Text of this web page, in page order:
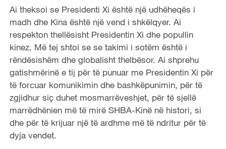
Ai theksoi se Presidenti Xi është një udhëheqës i
madh dhe Kina është një vend i shkëlqyer. Ai
respekton thellësisht Presidentin Xi dhe popullin
kinez. Më tej shtoi se se takimi i sotëm është i
rëndësishëm dhe globalisht thelbësor. Ai shprehu
gatishmërinë e tij për të punuar me Presidentin Xi për
të forcuar komunikimin dhe bashkëpunimin, për të
zgjidhur siç duhet mosmarrëveshjet, për të sjellë
marrëdhënien më të mirë SHBA-Kinë në histori, si
dhe për të krijuar një të ardhme më të ndritur për të
dyja vendet.